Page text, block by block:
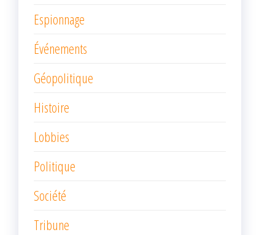
Espionnage
Événements
Géopolitique
Histoire
Lobbies
Politique
Société
Tribune